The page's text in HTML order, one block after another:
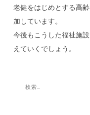
老健をはじめとする高
加しています。
今後もこうした福祉施
えていくでしょう。